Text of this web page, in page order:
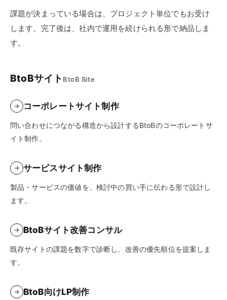
課題が決まっている場合は、プロジェクト単位でもお受け
します。完了後は、社内で運用を続けられる形で納品しま
す。
BtoBサイト BtoB Site
→ コーポレートサイト制作
問い合わせにつながる構造から設計するBtoBのコーポレートサ
イト制作。
→ サービスサイト制作
製品・サービスの価値を、検討中の買い手に伝わる形で設計し
ます。
→ BtoBサイト改善コンサル
既存サイトの課題を数字で診断し、改善の優先順位を提案しま
す。
→ BtoB向けLP制作